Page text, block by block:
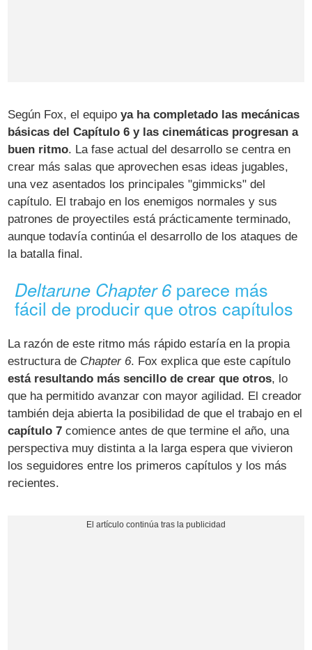
Según Fox, el equipoya ha completado las mecánicas
básicas del Capítulo 6 y las cinemáticas progresan a
buen ritmo. La fase actual del desarrollo se centra en
crear más salas que aprovechen esas ideas jugables,
una vez asentados los principales "gimmicks" del
capítulo. El trabajo en los enemigos normales y sus
patrones de proyectiles está prácticamente terminado,
aunque todavía continúa el desarrollo de los ataques de
la batalla final.
Deltarune Chapter 6 parece más
fácil de producir que otros capítulos
La razón de este ritmo más rápido estaría en la propia
estructura de Chapter 6. Fox explica que este capítulo
está resultando más sencillo de crear que otros, lo
que ha permitido avanzar con mayor agilidad. El creador
también deja abierta la posibilidad de que el trabajo en el
capítulo 7 comience antes de que termine el año, una
perspectiva muy distinta a la larga espera que vivieron
los seguidores entre los primeros capítulos y los más
recientes.